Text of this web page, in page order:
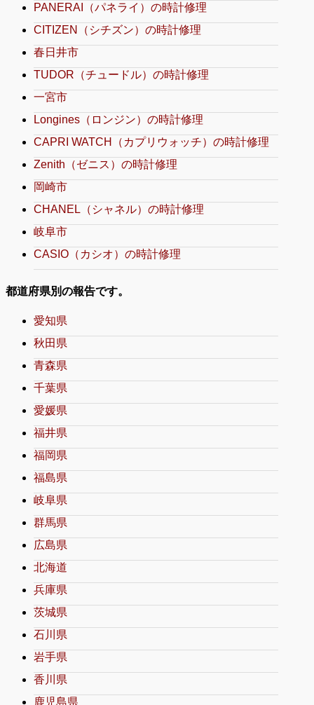
PANERAI（パネライ）の時計修理
CITIZEN（シチズン）の時計修理
春日井市
TUDOR（チュードル）の時計修理
一宮市
Longines（ロンジン）の時計修理
CAPRI WATCH（カプリウォッチ）の時計修理
Zenith（ゼニス）の時計修理
岡崎市
CHANEL（シャネル）の時計修理
岐阜市
CASIO（カシオ）の時計修理
都道府県別の報告です。
愛知県
秋田県
青森県
千葉県
愛媛県
福井県
福岡県
福島県
岐阜県
群馬県
広島県
北海道
兵庫県
茨城県
石川県
岩手県
香川県
鹿児島県